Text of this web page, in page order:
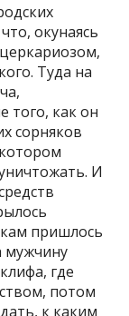
окунаясь
Туда на
того, как он
сорняков
И
пришлось
мужчину
где
потом
к каким